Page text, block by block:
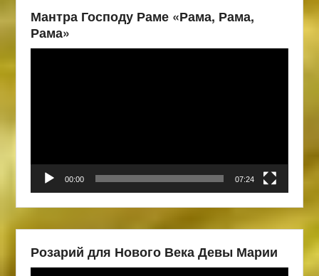
Мантра Господу Раме «Рама, Рама,
Рама»
00:00 07:24
Розарий для Нового Века Девы Марии